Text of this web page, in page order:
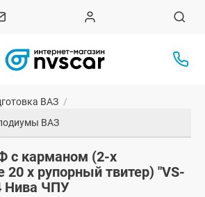
ВАЗ /
ВАЗ
карманом (2-х
x рупорный твитер) "VS-
Нива ЧПУ